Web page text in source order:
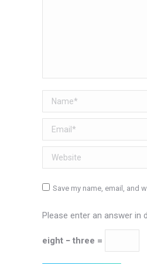
Name *
Email *
Website
Save my name, email, and
Please enter an answer in
eight − three =